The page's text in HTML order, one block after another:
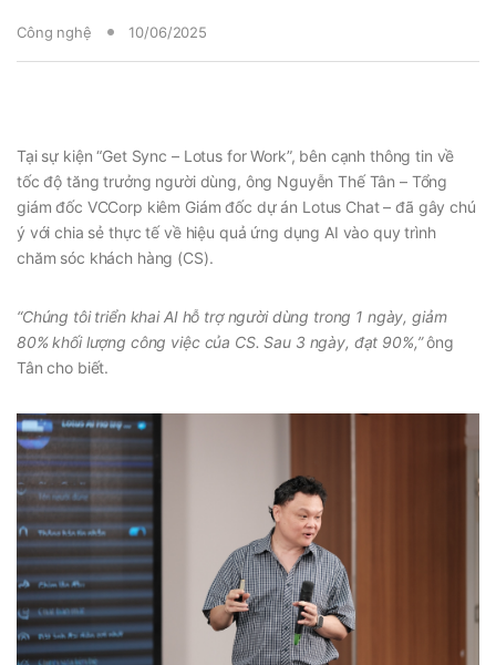
Công nghệ 10/06/2025
Tại sự kiện “Get Sync – Lotus for Work”, bên cạnh thông tin về
tốc độ tăng trưởng người dùng, ông Nguyễn Thế Tân – Tổng
giám đốc VCCorp kiêm Giám đốc dự án Lotus Chat–đã gây chú
ý với chia sẻ thực tế về hiệu quả ứng dụng AI vào quy trình
chăm sóc khách hàng (CS).
“Chúng tôi triển khai AI hỗ trợ người dùng trong 1 ngày, giảm
80% khối lượng công việc của CS. Sau 3 ngày, đạt 90%,”ông
Tân cho biết.